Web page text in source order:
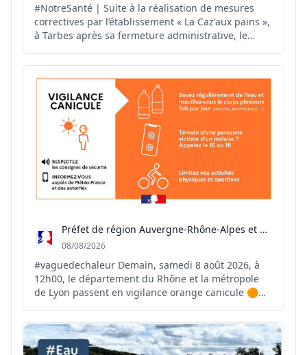
#NotreSanté | Suite à la réalisation de mesures
correctives par l’établissement « La Caz'aux pains »,
à Tarbes après sa fermeture administrative, le
réouverture de cet établissement.
Préfet de région Auvergne-Rhône-Alpes et du Rhône
08/08/2026
#vaguedechaleur Demain, samedi 8 août 2026, à
12h00, le département du Rhône et la métropole
de Lyon passent en vigilance orange canicule 🟠☀️
entre mercredi et vendredi prochain avec des
températures comprises entre 37 et 38 °C 🌡️ Face à
ces forte...